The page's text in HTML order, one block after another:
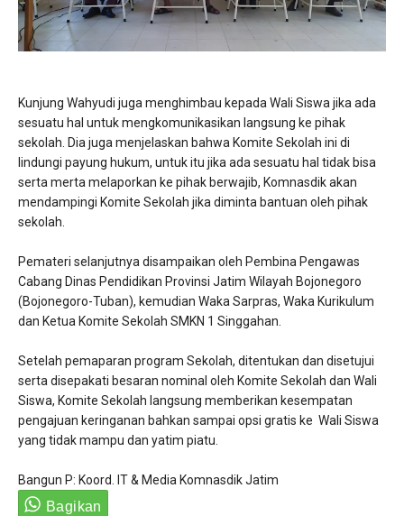
Kunjung Wahyudi juga menghimbau kepada Wali Siswa jika ada
sesuatu hal untuk mengkomunikasikan langsung ke pihak
sekolah. Dia juga menjelaskan bahwa Komite Sekolah ini di
lindungi payung hukum, untuk itu jika ada sesuatu hal tidak bisa
serta merta melaporkan ke pihak berwajib, Komnasdik akan
mendampingi Komite Sekolah jika diminta bantuan oleh pihak
sekolah.
Pemateri selanjutnya disampaikan oleh Pembina Pengawas
Cabang Dinas Pendidikan Provinsi Jatim Wilayah Bojonegoro
(Bojonegoro-Tuban), kemudian Waka Sarpras, Waka Kurikulum
dan Ketua Komite Sekolah SMKN 1 Singgahan.
Setelah pemaparan program Sekolah, ditentukan dan disetujui
serta disepakati besaran nominal oleh Komite Sekolah dan Wali
Siswa, Komite Sekolah langsung memberikan kesempatan
pengajuan keringanan bahkan sampai opsi gratis ke Wali Siswa
yang tidak mampu dan yatim piatu.
Bangun P: Koord. IT & Media Komnasdik Jatim